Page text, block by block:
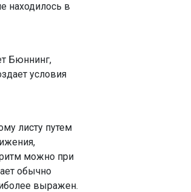
находилось в
Бюннинг,
условия
листу путем
мож­но при
обычно
выражен.